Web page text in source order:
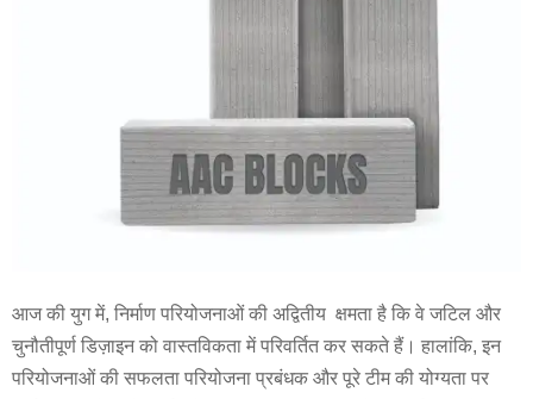
आज की युग में, निर्माण परियोजनाओं की अद्वितीय क्षमता है कि वे जटिल और
चुनौतीपूर्ण डिज़ाइन को वास्तविकता में परिवर्तित कर सकते हैं। हालांकि, इन
परियोजनाओं की सफलता परियोजना प्रबंधक और पूरे टीम की योग्यता पर